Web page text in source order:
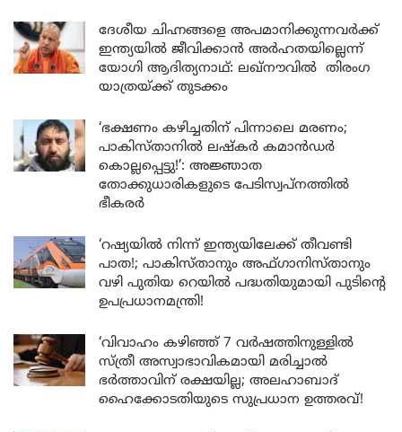
ദേശീയ ചിഹ്നങ്ങളെ അപമാനിക്കുന്നവർക്ക്
ഇന്ത്യയിൽ ജീവിക്കാൻ അർഹതയില്ലെന്ന്
യോഗി ആദിത്യനാഥ്: ലഖ്‌നൗവിൽ തിരംഗ
യാത്രയ്ക്ക് തുടക്കം
‘ഭക്ഷണം കഴിച്ചതിന് പിന്നാലെ മരണം;
പാകിസ്താനിൽ ലഷ്കർ കമാൻഡർ
കൊല്ലപ്പെട്ടു!’: അജ്ഞാത
തോക്കുധാരികളുടെ പേടിസ്വപ്നത്തിൽ
ഭീകരർ
‘റഷ്യയിൽ നിന്ന് ഇന്ത്യയിലേക്ക് തീവണ്ടി
പാത!; പാകിസ്താനും അഫ്ഗാനിസ്താനും
വഴി പുതിയ റെയിൽ പദ്ധതിയുമായി പുടിന്റെ
ഉപപ്രധാനമന്ത്രി!
‘വിവാഹം കഴിഞ്ഞ് 7 വർഷത്തിനുള്ളിൽ
സ്ത്രീ അസ്വാഭാവികമായി മരിച്ചാൽ
ഭർത്താവിന് രക്ഷയില്ല; അലഹാബാദ്
ഹൈക്കോടതിയുടെ സുപ്രധാന ഉത്തരവ്!